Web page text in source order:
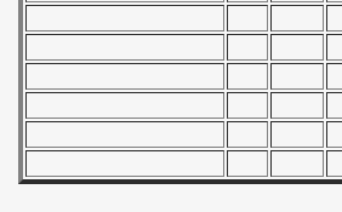
1984
1986